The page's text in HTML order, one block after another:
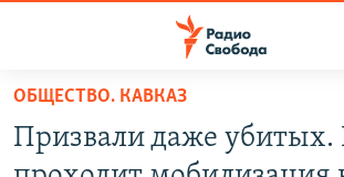
упрощенного
доступа
ПОДКАСТЫ
ОБЩЕСТВО. КАВКАЗ
Призвали даже убитых.